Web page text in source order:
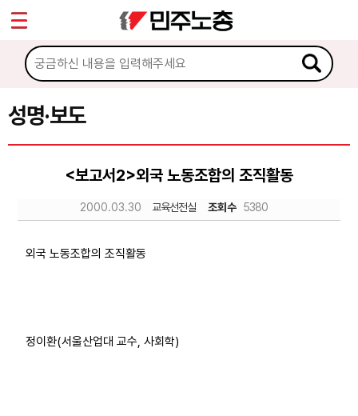
성명·보도
<보고서2>외국 노동조합의 조직활동
2000.03.30 교육선전실 조회수 5380
외국 노동조합의 조직활동
정이환(서울산업대 교수, 사회학)
마이페이지
소개
소식
공지사항
성명·보도
노동상담
부설기관
Sketchbook5, 스케치북5
Sketchbook5, 스케치북5